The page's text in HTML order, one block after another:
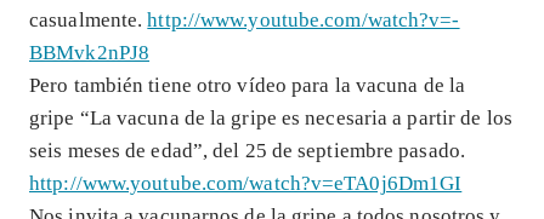
casualmente.http://www.youtube.com/watch?v=-
BBMvk2nPJ8
Pero también tiene otro vídeo para la vacuna de la
gripe “La vacuna de la gripe es necesaria a partir de los
seis meses de edad”, del 25 de septiembre pasado.
http://www.youtube.com/watch?v=eTA0j6Dm1GI